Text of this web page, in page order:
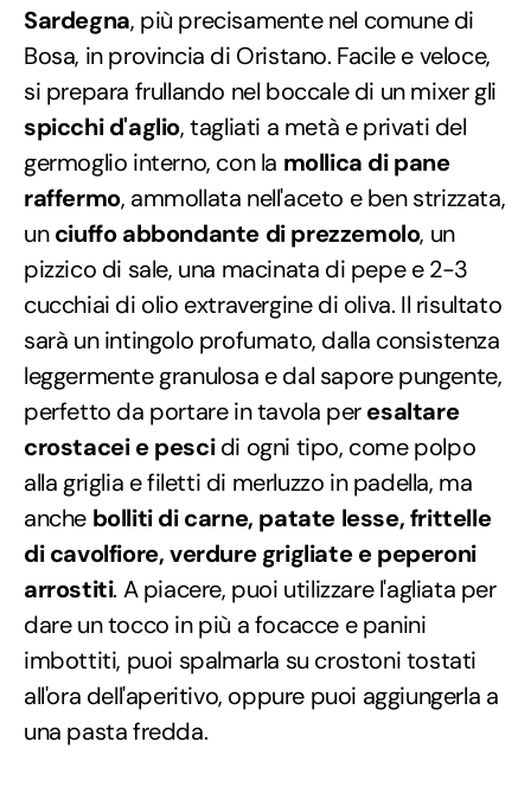
Sardegna, più precisamente nel comune di
Bosa, in provincia di Oristano. Facile e veloce,
si prepara frullando nel boccale di un mixer gli
spicchi d'aglio, tagliati a metà e privati del
germoglio interno, con la mollica di pane
raffermo, ammollata nell'aceto e ben strizzata,
unciuffo abbondante di prezzemolo, un
pizzico di sale, una macinata di pepe e 2-3
cucchiai di olio extravergine di oliva. Il risultato
sarà un intingolo profumato, dalla consistenza
leggermente granulosa e dal sapore pungente,
perfetto da portare in tavola peresaltare
crostacei e pescidi ogni tipo, come polpo
alla griglia e filetti di merluzzo in padella, ma
anche bolliti di carne, patate lesse, frittelle
di cavolfiore, verdure grigliate e peperoni
arrostiti. A piacere, puoi utilizzare l'agliata per
dare un tocco in più a focacce e panini
imbottiti, puoi spalmarla su crostoni tostati
all'ora dell'aperitivo, oppure puoi aggiungerla a
una pasta fredda.